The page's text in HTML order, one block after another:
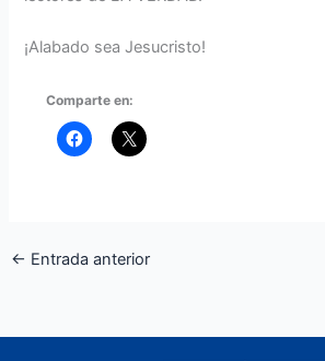
¡Alabado sea Jesucristo!
Comparte en:
← Entrada anterior